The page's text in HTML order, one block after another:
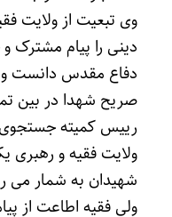
وی تبعیت از ولایت
دینی را پیام مشترک
دفاع مقدس دانست و
صریح شهدا در بین
رییس کمیته جستجوی
ولایت فقیه و رهبری
شهیدان به شمار می
ولی فقیه اطاعت از